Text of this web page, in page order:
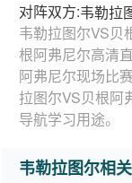
对阵双方:韦勒拉
韦勒拉图尔VS贝
根阿弗尼尔高清
阿弗尼尔现场比
拉图尔VS贝根阿
导航学习用途。
韦勒拉图尔相